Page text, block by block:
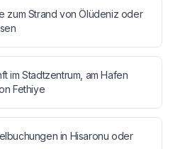
zum Strand von Ölüdeniz oder
im Stadtzentrum, am Hafen
Fethiye
in Hisaronu oder